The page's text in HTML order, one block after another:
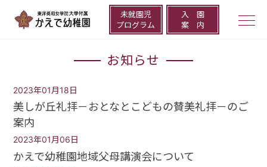
未就園児
プログラム
⼊ 園
案 内
お知らせ
2023年01月18日
美しが丘礼拝－おとなとこどもの賛美礼拝－のご
案内
2023年01月06日
かえで幼稚園地域父母講演会について